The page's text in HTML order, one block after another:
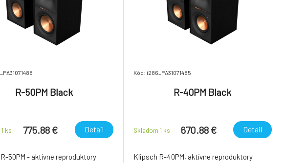
R-50PM Black
ks 775.88 € Detail
50PM - aktívne reproduktory
Kód: i286_PA31071485
R-40PM Black
Skladom 1 ks 670.88 € Detail
Klipsch R-40PM, aktívne reproduktory